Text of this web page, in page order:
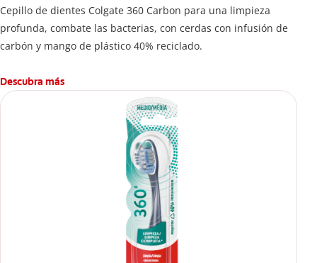
Cepillo de dientes Colgate 360 ​​Carbon para una limpieza
profunda, combate las bacterias, con cerdas con infusión de
carbón y mango de plástico 40% reciclado.
Descubra más